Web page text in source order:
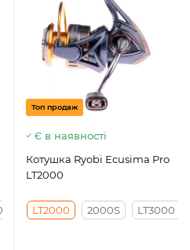
Топ продаж
Є в наявності
Котушка Ryobi Ecusima Pro
LT2000
LT2000 2000S LT3000